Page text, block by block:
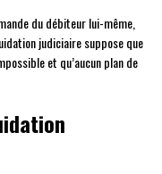
du débiteur lui-même,
judiciaire suppose que
et qu’aucun plan de